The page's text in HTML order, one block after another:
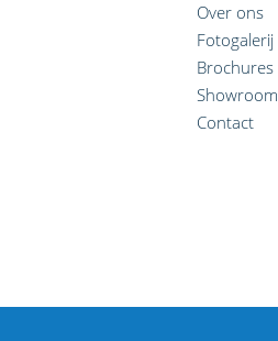
Over ons
Fotogalerij
Brochures
Showroom
Contact